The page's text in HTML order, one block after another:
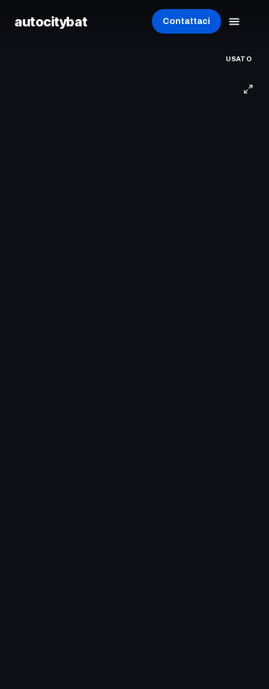
autocitybat Contattaci
USATO